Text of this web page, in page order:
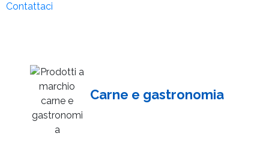
Contattaci
Carne e gastronomia